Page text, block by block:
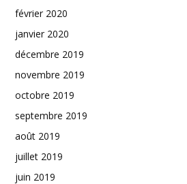
février 2020
janvier 2020
décembre 2019
novembre 2019
octobre 2019
septembre 2019
août 2019
juillet 2019
juin 2019